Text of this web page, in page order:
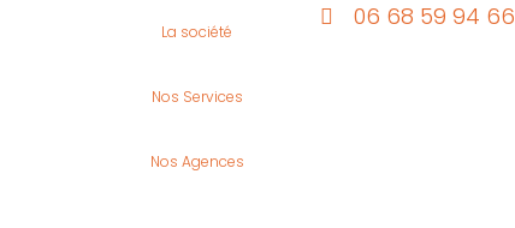
La société
Nos Services
Nos Agences
06 68 59 94 66